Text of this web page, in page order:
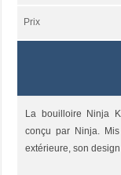
Prix
La bouilloire Ninja
conçu par Ninja.
extérieure, son